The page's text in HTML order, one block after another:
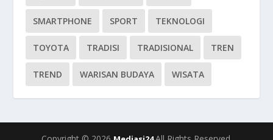
SMARTPHONE SPORT TEKNOLOGI
TOYOTA TRADISI TRADISIONAL TREN
TREND WARISAN BUDAYA WISATA